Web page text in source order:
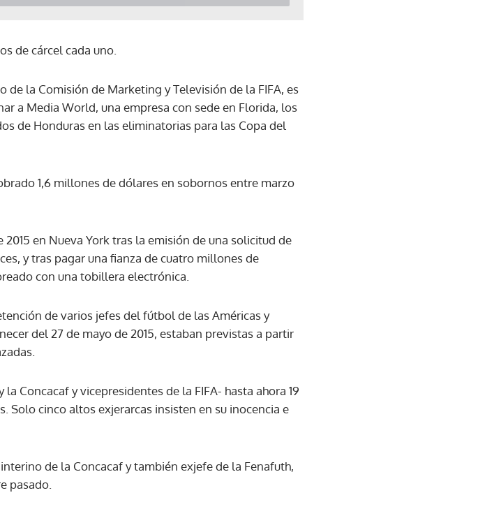
de cárcel cada uno.
de la Comisión de Marketing y Televisión de la FIFA, es
a Media World, una empresa con sede en Florida, los
de Honduras en las eliminatorias para las Copa del
1,6 millones de dólares en sobornos entre marzo
en Nueva York tras la emisión de una solicitud de
y tras pagar una fianza de cuatro millones de
con una tobillera electrónica.
de varios jefes del fútbol de las Américas y
del 27 de mayo de 2015, estaban previstas a partir
Concacaf y vicepresidentes de la FIFA- hasta ahora 19
Solo cinco altos exjerarcas insisten en su inocencia e
de la Concacaf y también exjefe de la Fenafuth,
pasado.